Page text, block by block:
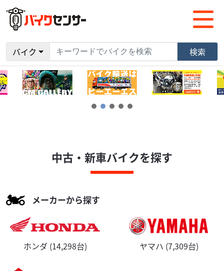
バイク 検索
中古・新車バイクを探す
メーカーから探す
ホンダ (14,298台) ヤマハ (7,309台)